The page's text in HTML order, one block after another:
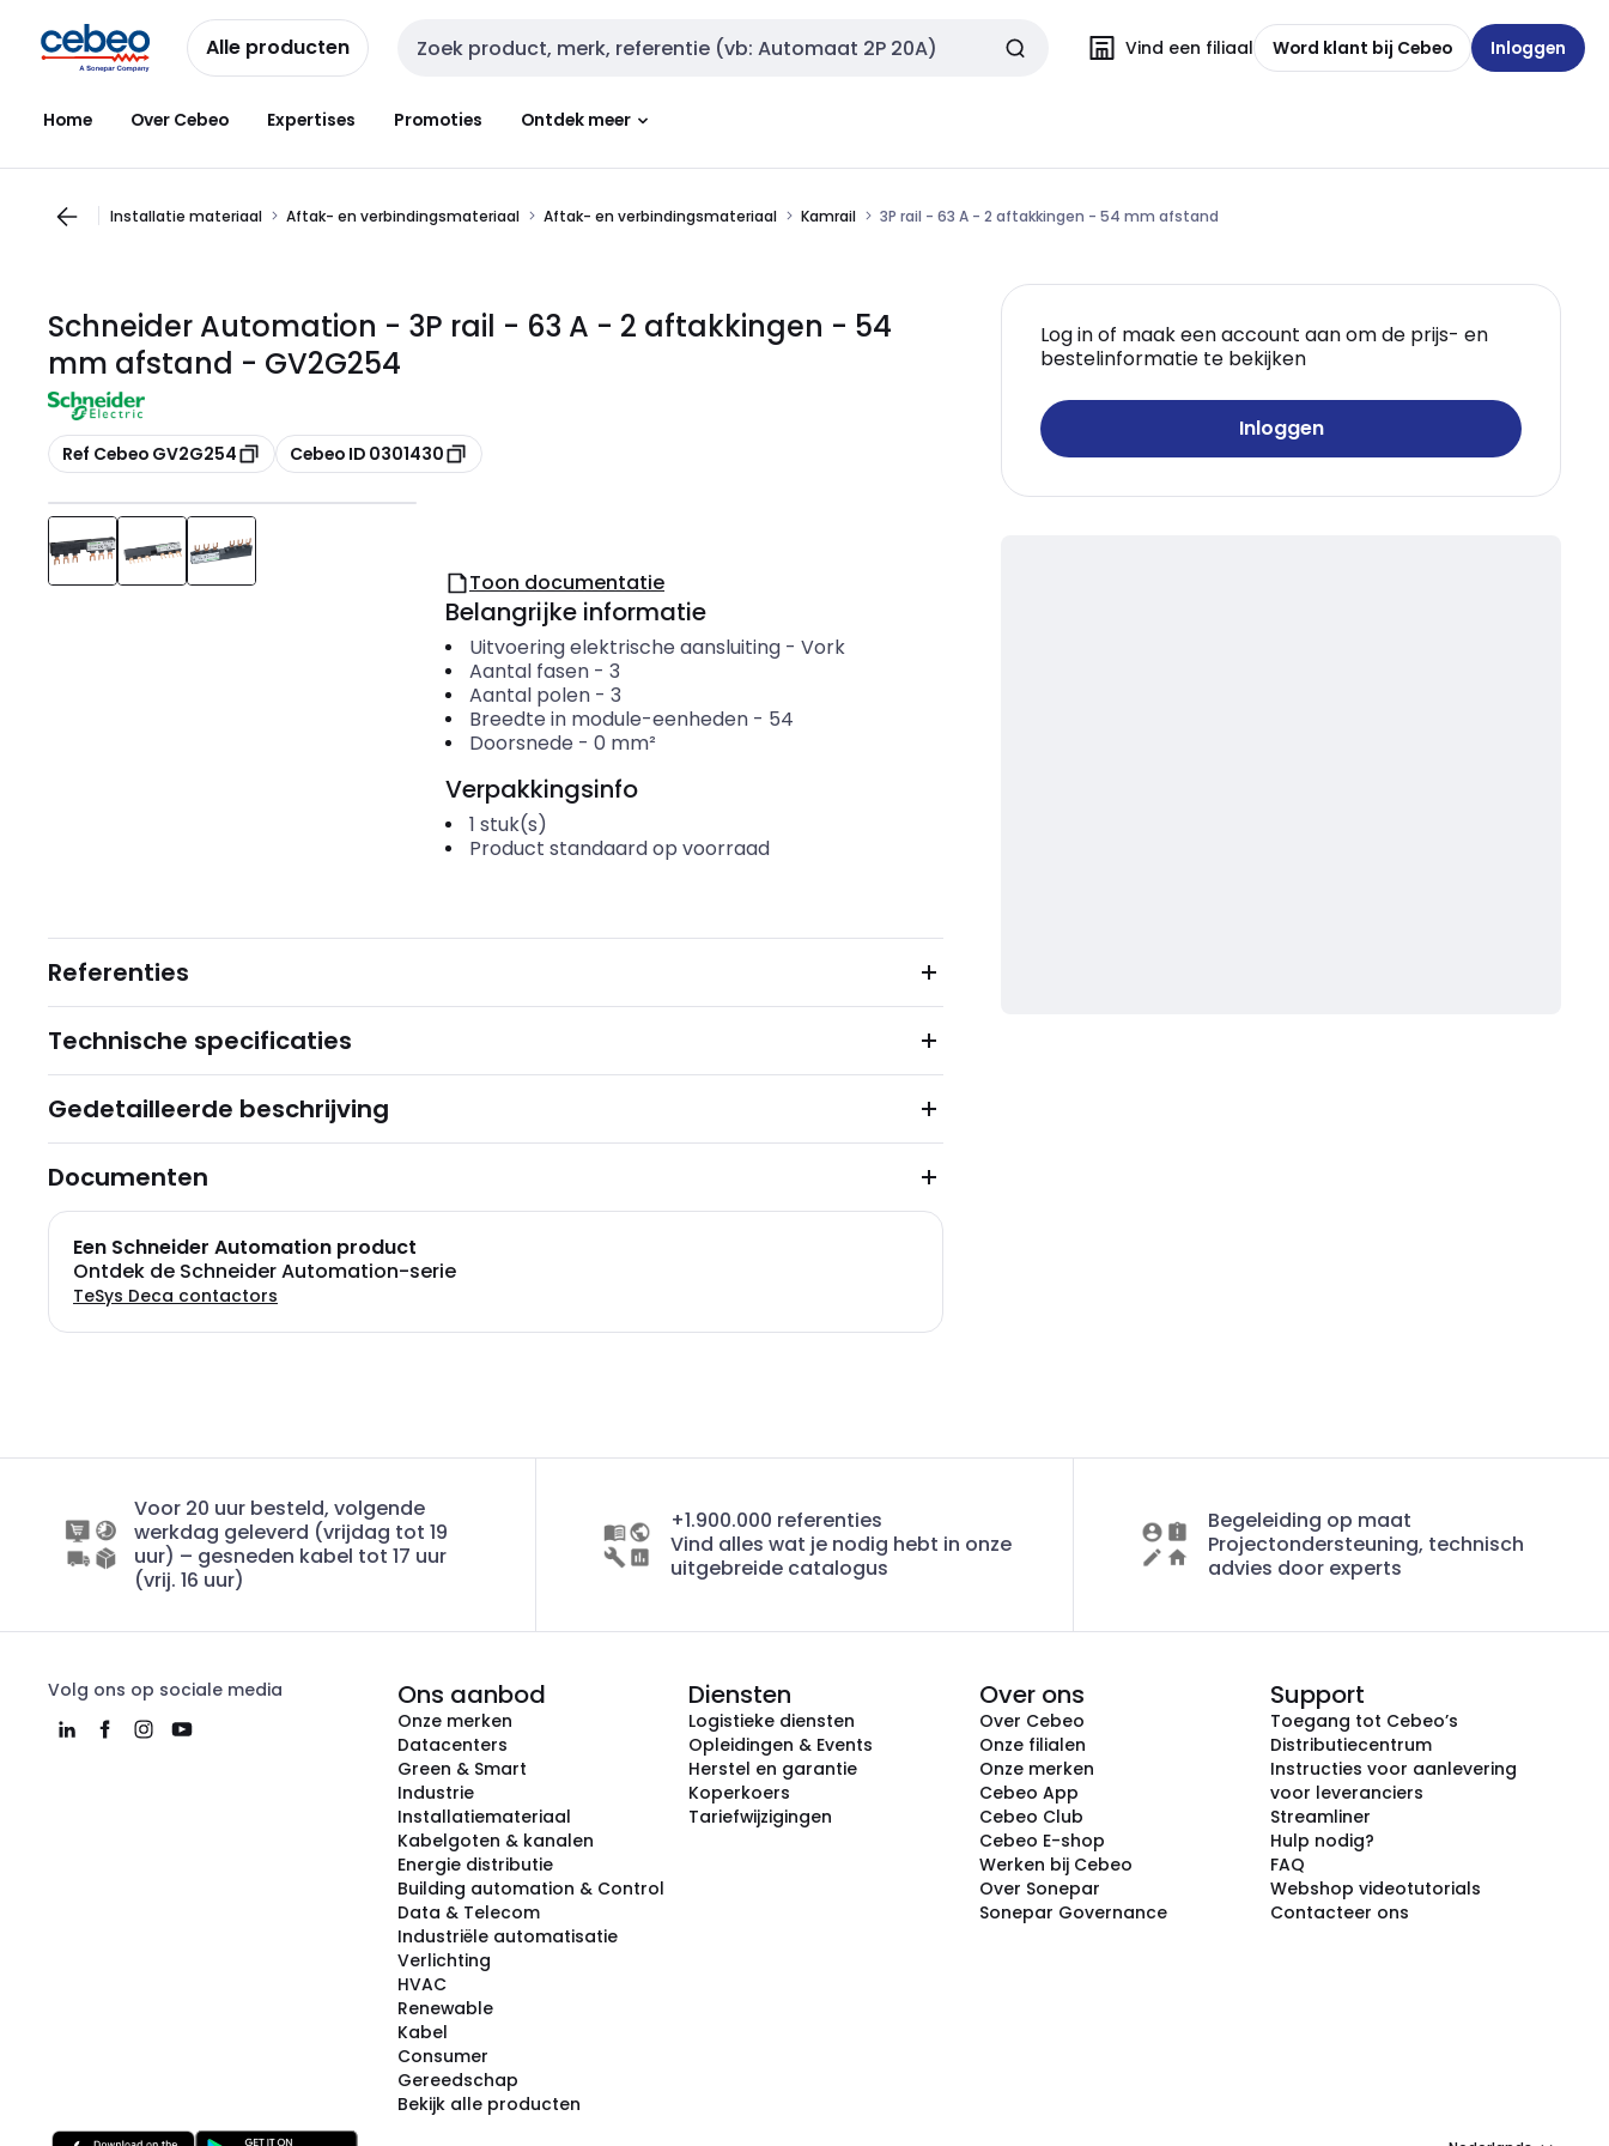
naar
navigatie
naar
inhoud
Alle producten Zoekveld invoer Vind een filiaal Word klant bij Cebeo Inloggen
Home Over Cebeo Expertises Promoties Ontdek meer
Installatie materiaal Aftak- en verbindingsmateriaal Aftak- en verbindingsmateriaal Kamrail 3P rail - 63 A - 2 aftakkingen - 54 mm afstand
Schneider Automation - 3P rail - 63 A - 2 aftakkingen - 54
mm afstand - GV2G254
Kopiëren
Ref Cebeo GV2G254 Kopiëren
Cebeo ID 0301430
Log in of maak een account aan om de prijs- en
bestelinformatie te bekijken
Inloggen
Toon documentatie
Belangrijke informatie
Uitvoering elektrische aansluiting- Vork
Aantal fasen- 3
Aantal polen- 3
Breedte in module-eenheden- 54
Doorsnede - 0 mm²
Verpakkingsinfo
1 stuk(s)
Product standaard op voorraad
Referenties
Technische specificaties
Gedetailleerde beschrijving
Documenten
Een Schneider Automation product
Ontdek de Schneider Automation-serie
TeSys Deca contactors
Voor 20 uur besteld, volgende
werkdag geleverd (vrijdag tot 19
uur) – gesneden kabel tot 17 uur
(vrij. 16 uur)
+1.900.000 referenties
Vind alles wat je nodig hebt in onze
uitgebreide catalogus
Begeleiding op maat
Projectondersteuning, technisch
advies door experts
Volg ons op sociale media Ons aanbod
Onze merken
Datacenters
Green & Smart
Industrie
Installatiemateriaal
Kabelgoten & kanalen
Energie distributie
Building automation & Control
Data & Telecom
Industriële automatisatie
Verlichting
HVAC
Renewable
Kabel
Consumer
Gereedschap
Bekijk alle producten
Diensten
Logistieke diensten
Opleidingen & Events
Herstel en garantie
Koperkoers
Tariefwijzigingen
Over ons
Over Cebeo
Onze filialen
Onze merken
Cebeo App
Cebeo Club
Cebeo E-shop
Werken bij Cebeo
Over Sonepar
Sonepar Governance
Support
Toegang tot Cebeo’s
Distributiecentrum
Instructies voor aanlevering
voor leveranciers
Streamliner
Hulp nodig?
FAQ
Webshop videotutorials
Contacteer ons